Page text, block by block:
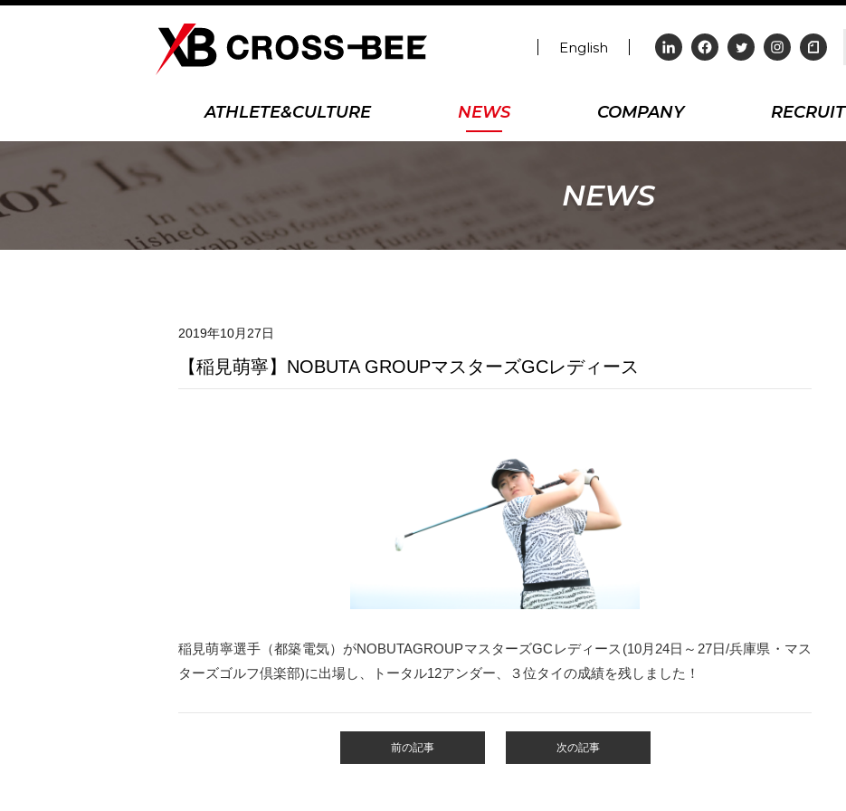
English
ATHLETE&CULTURE NEWS COMPANY RECRUIT
NEWS
2019年10月27日
【稲見萌寧】NOBUTA GROUPマスターズGCレディース
稲見萌寧選手（都築電気）がNOBUTAGROUPマスターズGCレディース (10月24日～27日/兵庫県・マス
ターズゴルフ倶楽部)に出場し、トータル12アンダー、３位タイの成績を残しました！
前の記事 次の記事